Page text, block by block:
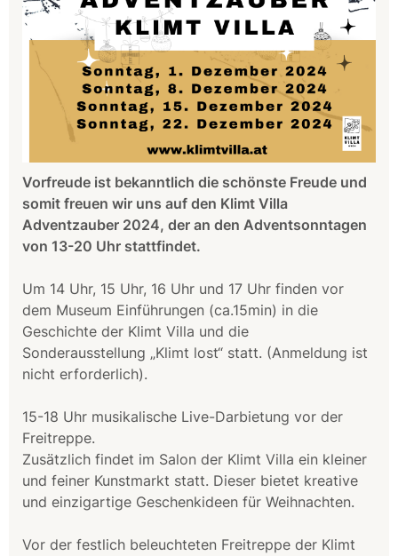
Vorfreude ist bekanntlich die schönste Freude und
somit freuen wir uns auf den Klimt Villa
Adventzauber 2024, der an den Adventsonntagen
von 13-20 Uhr stattfindet.
Um 14 Uhr, 15 Uhr, 16 Uhr und 17 Uhr finden vor
dem Museum Einführungen (ca.15min) in die
Geschichte der Klimt Villa und die
Sonderausstellung „Klimt lost“ statt. (Anmeldung ist
nicht erforderlich).
15-18 Uhr musikalische Live-Darbietung vor der
Freitreppe.
Zusätzlich findet im Salon der Klimt Villa ein kleiner
und feiner Kunstmarkt statt. Dieser bietet kreative
und einzigartige Geschenkideen für Weihnachten.
Vor der festlich beleuchteten Freitreppe der Klimt